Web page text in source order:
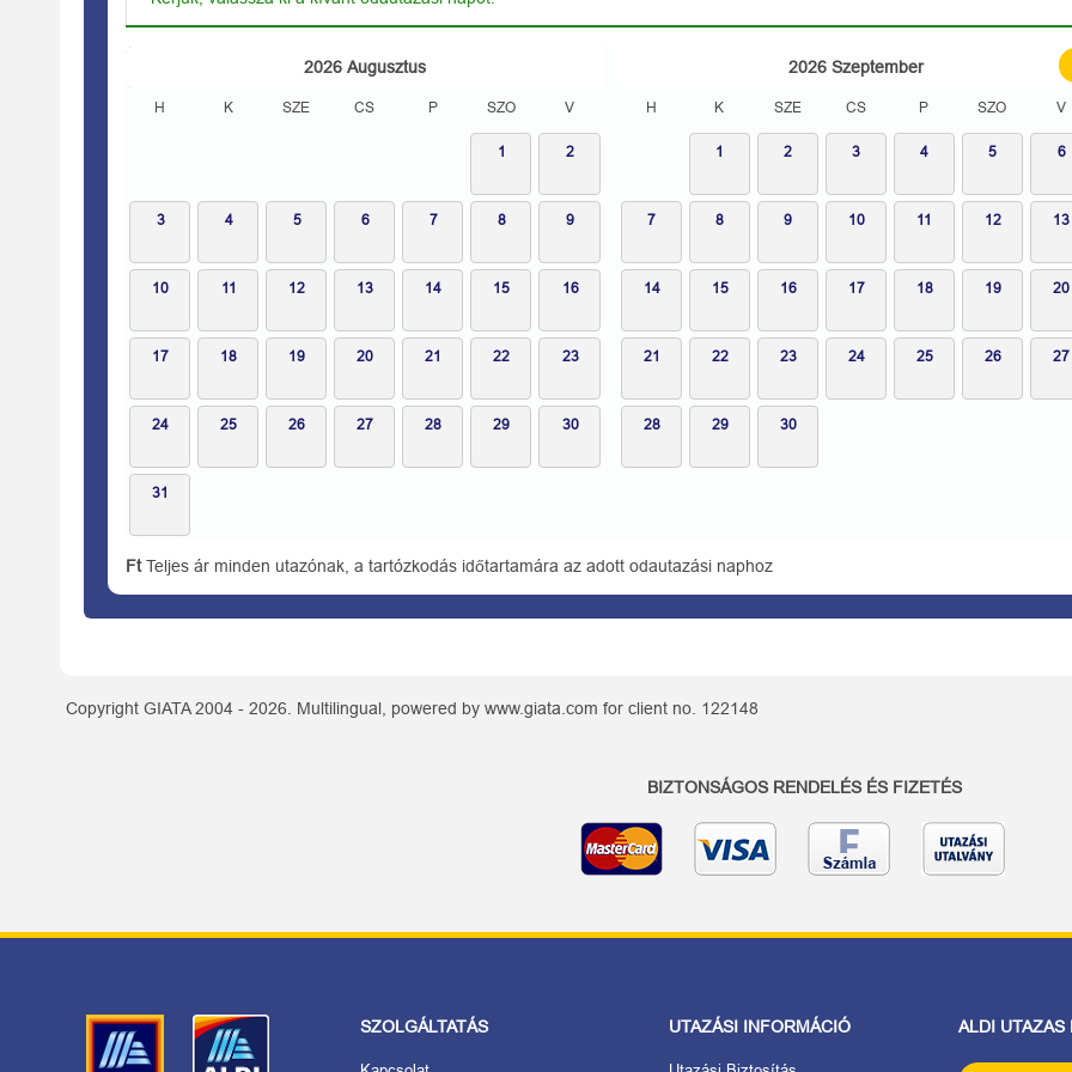
2026 Augusztus
H K SZE CS P SZO V
1 2
3 4 5 6 7 8 9
10 11 12 13 14 15 16
17 18 19 20 21 22 23
24 25 26 27 28 29 30
31
2026 Szeptember
H K SZE CS P SZO V
1 2 3 4 5 6
7 8 9 10 11 12 13
14 15 16 17 18 19 20
21 22 23 24 25 26 27
28 29 30
FtTeljes ár minden utazónak, a tartózkodás időtartamára az adott odautazási naphoz
Copyright GIATA 2004 - 2026. Multilingual, powered by www.giata.com for client no. 122148
BIZTONSÁGOS RENDELÉS ÉS FIZETÉS
SZOLGÁLTATÁS UTAZÁSI INFORMÁCIÓ ALDI UTAZAS